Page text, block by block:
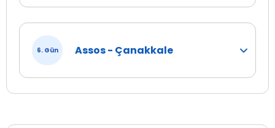
6. Gün Assos - Çanakkale